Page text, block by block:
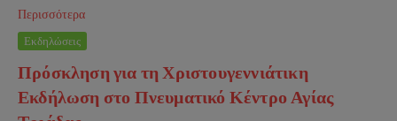
Περισσότερα
Εκδηλώσεις
Πρόσκληση για τη Χριστουγεννιάτικη
Εκδήλωση στο Πνευματικό Κέντρο Αγίας